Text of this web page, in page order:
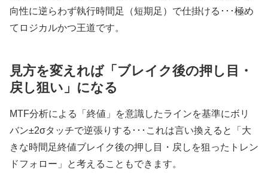
向性に逆らわず執行時間足（短期足）で仕掛ける･･･極め
てロジカルかつ王道です。
見方を変えれば「ブレイク後の押し目・
戻し狙い」になる
MTF分析による「終値」を意識したラインを基準にボリ
バン±2σタッチで逆張りする･･･これは言い換えると「大
きな時間足終値ブレイク後の押し目・戻しを狙ったトレン
ドフォロー」と考えることもできます。